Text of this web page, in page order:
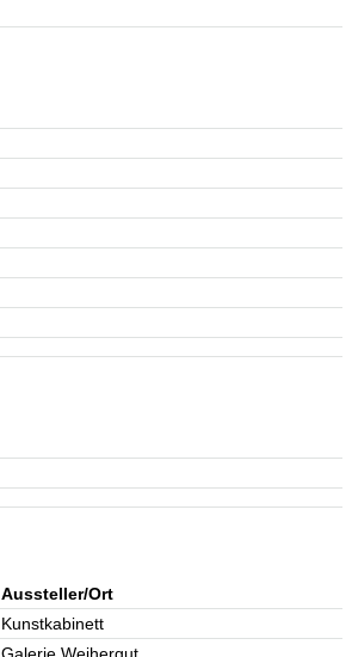
Aussteller/Ort
Kunstkabinett